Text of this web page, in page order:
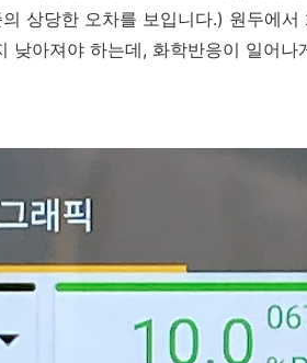
상당한 오차를 보입니다.) 원두에서
아져야 하는데, 화학반응이 일어나